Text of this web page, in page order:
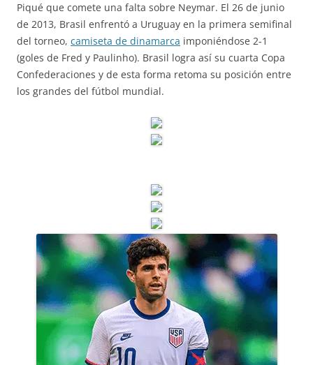
Piqué que comete una falta sobre Neymar. El 26 de junio
de 2013, Brasil enfrentó a Uruguay en la primera semifinal
del torneo, camiseta de dinamarca imponiéndose 2-1
(goles de Fred y Paulinho). Brasil logra así su cuarta Copa
Confederaciones y de esta forma retoma su posición entre
los grandes del fútbol mundial.